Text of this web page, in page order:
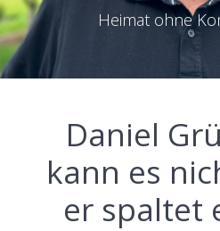
Heimat ohne
Daniel
kann es
er spaltet